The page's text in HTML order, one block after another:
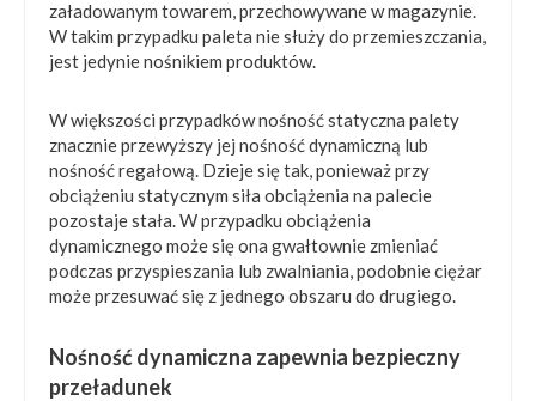
załadowanym towarem, przechowywane w magazynie.
W takim przypadku paleta nie służy do przemieszczania,
jest jedynie nośnikiem produktów.
W większości przypadków nośność statyczna palety
znacznie przewyższy jej nośność dynamiczną lub
nośność regałową. Dzieje się tak, ponieważ przy
obciążeniu statycznym siła obciążenia na palecie
pozostaje stała. W przypadku obciążenia
dynamicznego może się ona gwałtownie zmieniać
podczas przyspieszania lub zwalniania, podobnie ciężar
może przesuwać się z jednego obszaru do drugiego.
Nośność dynamiczna zapewnia bezpieczny
przeładunek